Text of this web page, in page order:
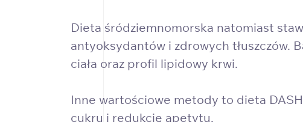
Dieta śródziemnomorska natomiast
antyoksydantów i zdrowych tłuszczów.
ciała oraz profil lipidowy krwi.
Inne wartościowe metody to dieta
cukru i redukcję apetytu.